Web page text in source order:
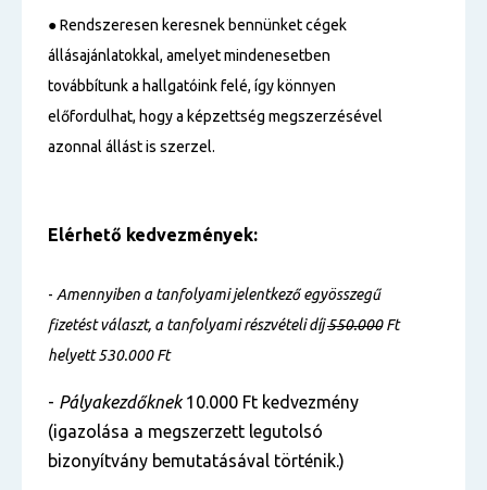
● Rendszeresen keresnek bennünket cégek
állásajánlatokkal, amelyet mindenesetben
továbbítunk a hallgatóink felé, így könnyen
előfordulhat, hogy a képzettség megszerzésével
azonnal állást is szerzel.
Elérhető kedvezmények:
- Amennyiben a tanfolyami jelentkező egyösszegű
fizetést választ, a tanfolyami részvételi díj550.000Ft
helyett 530.000 Ft
- Pályakezdőknek10.000 Ft kedvezmény
(igazolása a megszerzett legutolsó
bizonyítvány bemutatásával történik.)